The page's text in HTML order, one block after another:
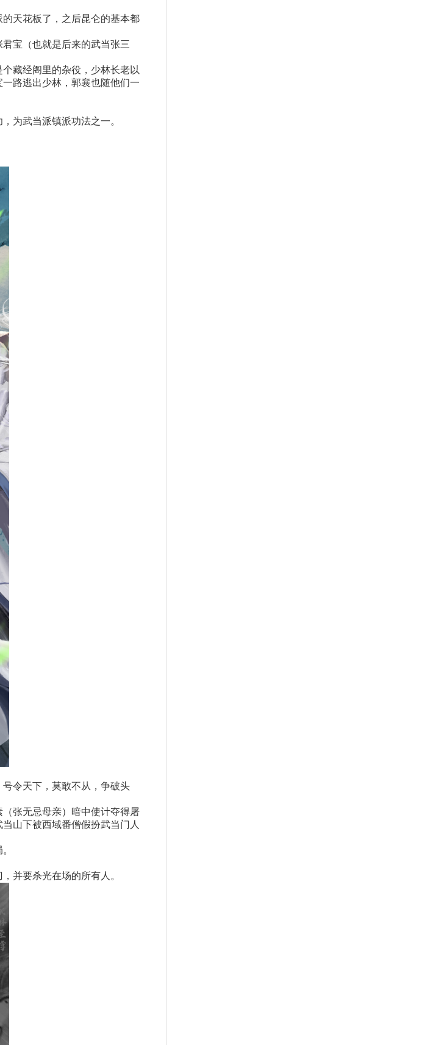
天花板了，之后昆仑的基本都
宝（也就是后来的武当张三
藏经阁里的杂役，少林长老以
路逃出少林，郭襄也随他们一
为武当派镇派功法之一。
令天下，莫敢不从，争破头
张无忌母亲）暗中使计夺得屠
山下被西域番僧假扮武当门人
并要杀光在场的所有人。